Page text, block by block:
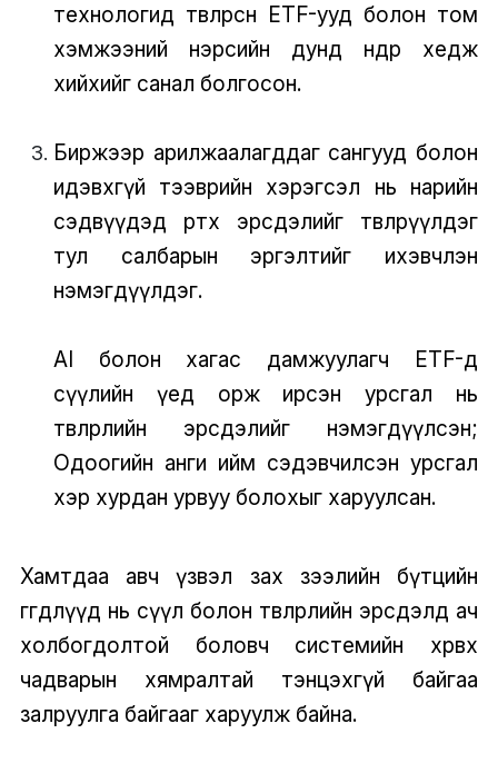
технологид төвлөрсөн ETF-ууд болон том
хэмжээний нэрсийн дунд өндөр хедж
хийхийг санал болгосон.
Биржээр арилжаалагддаг сангууд болон
идэвхгүй тээврийн хэрэгсэл нь нарийн
сэдвүүдэд өртөх эрсдэлийг төвлөрүүлдэг
тул салбарын эргэлтийг ихэвчлэн
нэмэгдүүлдэг.
AI болон хагас дамжуулагч ETF-д
сүүлийн үед орж ирсэн урсгал нь
төвлөрлийн эрсдэлийг нэмэгдүүлсэн;
Одоогийн анги ийм сэдэвчилсэн урсгал
хэр хурдан урвуу болохыг харуулсан.
Хамтдаа авч үзвэл зах зээлийн бүтцийн
өгөгдлүүд нь сүүл болон төвлөрлийн эрсдэлд ач
холбогдолтой боловч системийн хөрвөх
чадварын хямралтай тэнцэхгүй байгаа
залруулга байгааг харуулж байна.